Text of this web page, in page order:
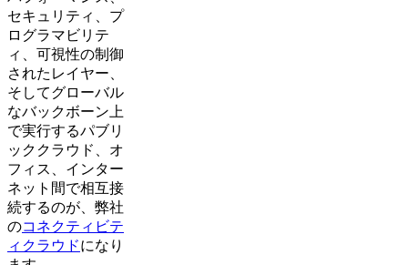
セキュリティ、プ
ログラマビリテ
ィ、可視性の制御
されたレイヤー、
そしてグローバル
なバックボーン上
で実行するパブリ
ッククラウド、オ
フィス、インター
ネット間で相互接
続するのが、弊社
のコネクティビテ
ィクラウドになり